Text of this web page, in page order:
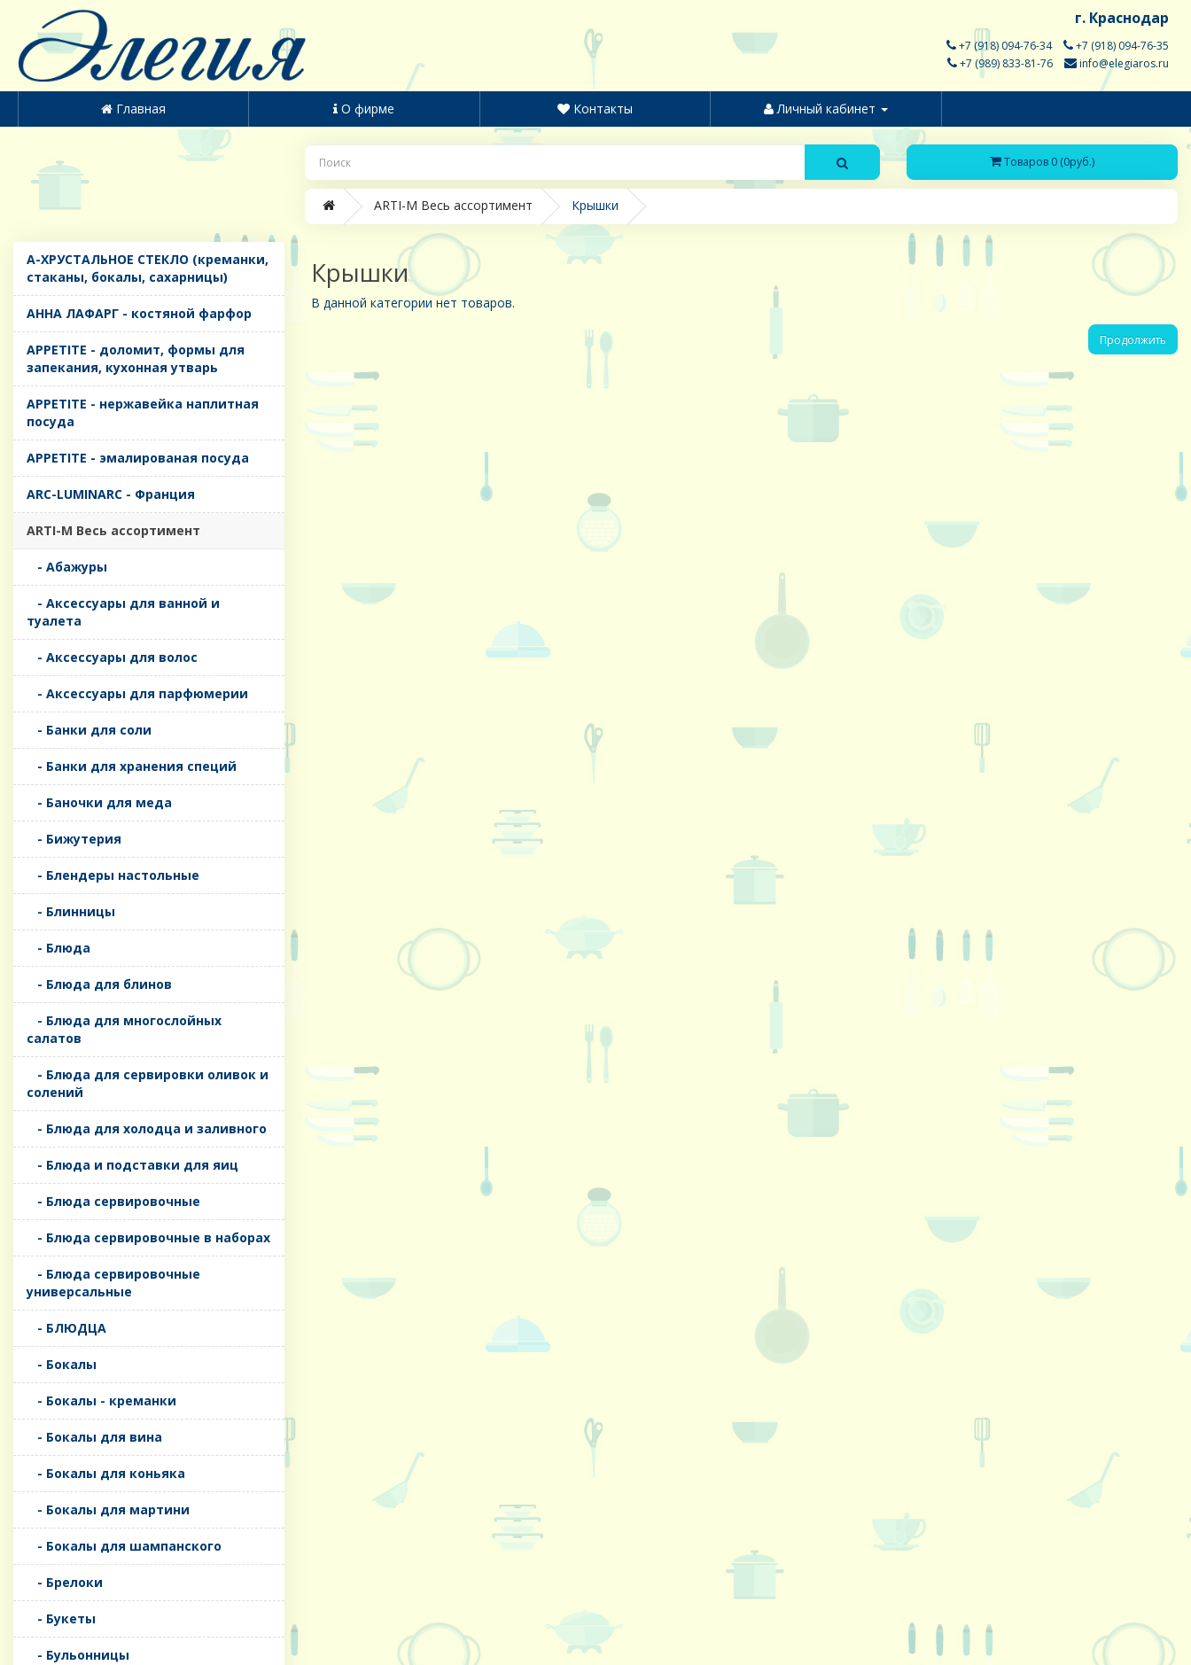
г. Краснодар
+7 (918) 094-76-34
+7 (918) 094-76-35
+7 (989) 833-81-76
info@elegiaros.ru
Главная О фирме Контакты Личный кабинет
Товаров 0 (0руб.)
ARTI-M Весь ассортимент Крышки
A-ХРУСТАЛЬНОЕ СТЕКЛО (креманки,
стаканы, бокалы, сахарницы)
AHHA ЛАФАРГ - костяной фарфор
APPETITE - доломит, формы для
запекания, кухонная утварь
APPETITE - нержавейка наплитная
посуда
APPETITE - эмалированая посуда
ARC-LUMINARC - Франция
ARTI-M Весь ассортимент
- Абажуры
- Аксессуары для ванной и
туалета
- Аксессуары для волос
- Аксессуары для парфюмерии
- Банки для соли
- Банки для хранения специй
- Баночки для меда
- Бижутерия
- Блендеры настольные
- Блинницы
- Блюда
- Блюда для блинов
- Блюда для многослойных
салатов
- Блюда для сервировки оливок и
солений
- Блюда для холодца и заливного
- Блюда и подставки для яиц
- Блюда сервировочные
- Блюда сервировочные в наборах
- Блюда сервировочные
универсальные
- БЛЮДЦА
- Бокалы
- Бокалы - креманки
- Бокалы для вина
- Бокалы для коньяка
- Бокалы для мартини
- Бокалы для шампанского
- Брелоки
- Букеты
- Бульонницы
Крышки
В данной категории нет товаров.
Продолжить